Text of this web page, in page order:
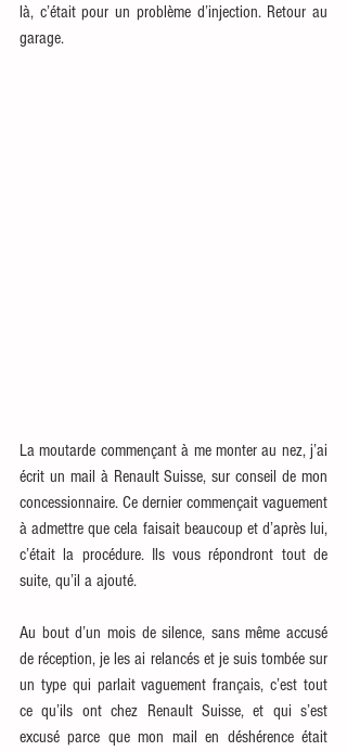
là, c’était pour un problème d’injection. Retour au
garage.
La moutarde commençant à me monter au nez, j’ai
écrit un mail à Renault Suisse, sur conseil de mon
concessionnaire. Ce dernier commençait vaguement
à admettre que cela faisait beaucoup et d’après lui,
c’était la procédure. Ils vous répondront tout de
suite, qu’il a ajouté.
Au bout d’un mois de silence, sans même accusé
de réception, je les ai relancés et je suis tombée sur
un type qui parlait vaguement français, c’est tout
ce qu’ils ont chez Renault Suisse, et qui s’est
excusé parce que mon mail en déshérence était